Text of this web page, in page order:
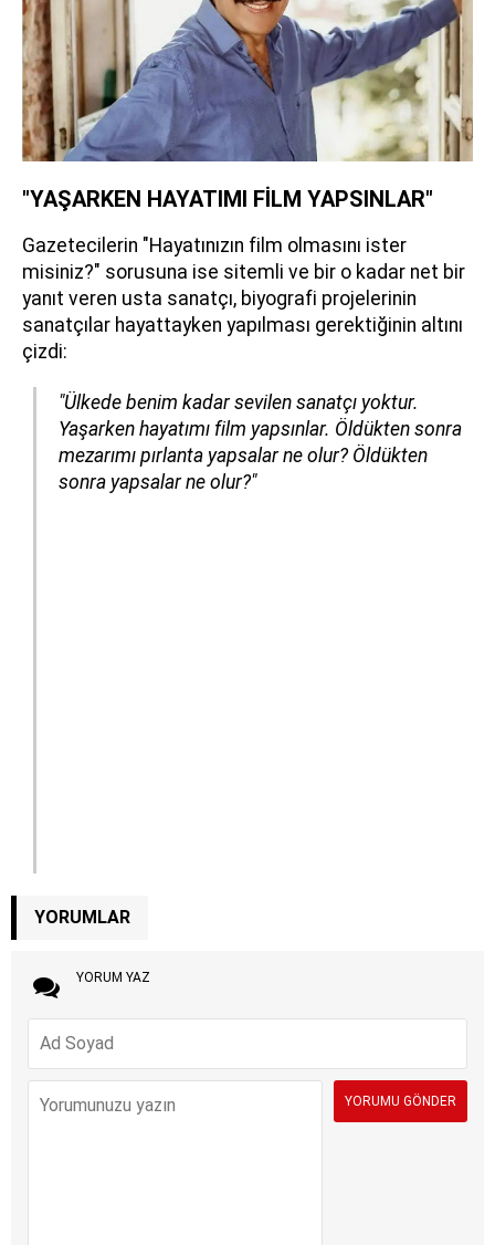
"YAŞARKEN HAYATIMI FİLM YAPSINLAR"
Gazetecilerin "Hayatınızın film olmasını ister
misiniz?" sorusuna ise sitemli ve bir o kadar net bir
yanıt veren usta sanatçı, biyografi projelerinin
sanatçılar hayattayken yapılması gerektiğinin altını
çizdi:
"Ülkede benim kadar sevilen sanatçı yoktur.
Yaşarken hayatımı film yapsınlar. Öldükten sonra
mezarımı pırlanta yapsalar ne olur? Öldükten
sonra yapsalar ne olur?"
YORUMLAR
YORUM YAZ